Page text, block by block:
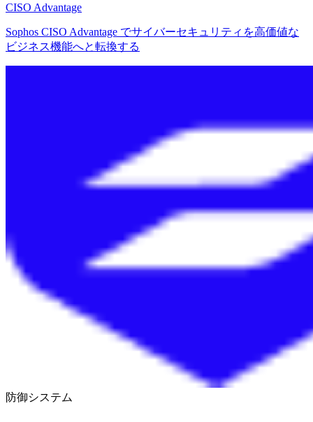
CISO Advantage
Sophos CISO Advantage でサイバーセキュリティを高価値な
ビジネス機能へと転換する
防御システム